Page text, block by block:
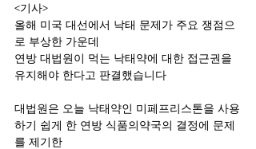
<기사>
올해 미국 대선에서 낙태 문제가 주요 쟁점으
로 부상한 가운데
연방 대법원이 먹는 낙태약에 대한 접근권을
유지해야 한다고 판결했습니다
대법원은 오늘 낙태약인 미페프리스톤을 사용
하기 쉽게 한 연방 식품의약국의 결정에 문제
를 제기한